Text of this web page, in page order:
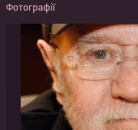
Фотографії